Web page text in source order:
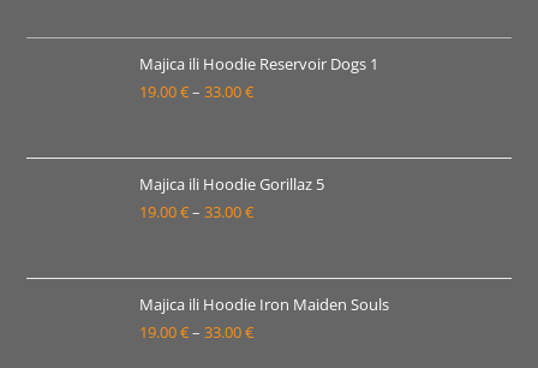
16.00 €
do
Majica ili Hoodie Reservoir Dogs 1
19.00€– 33.00€Raspon
19.00 €
do
Majica ili Hoodie Gorillaz 5
19.00€– 33.00€Raspon
19.00 €
do
Majica ili Hoodie Iron Maiden Souls
19.00€– 33.00€Raspon